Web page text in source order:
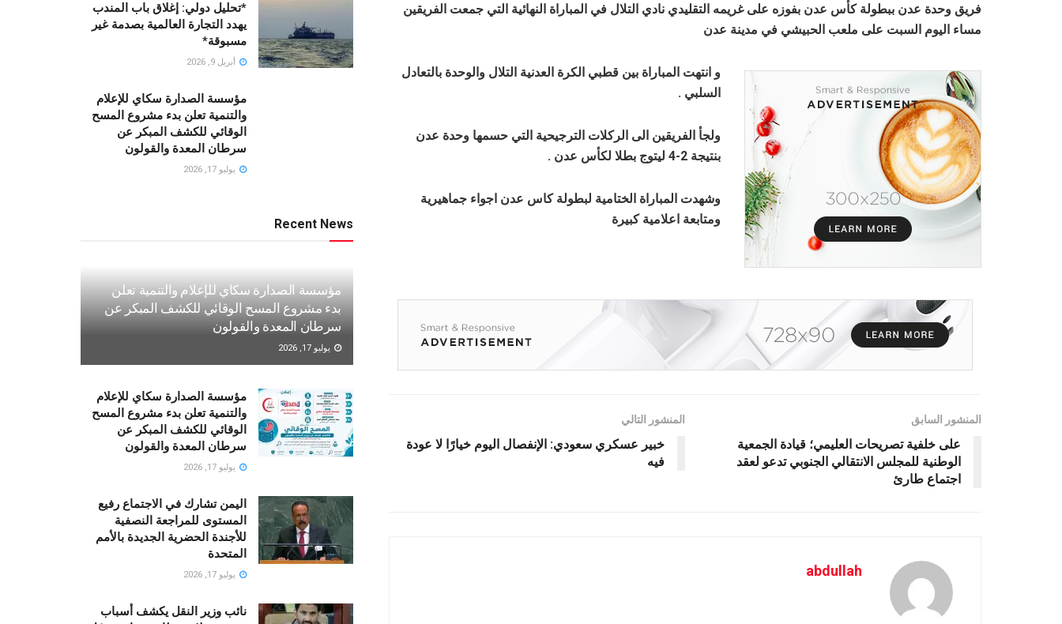
فريق وحدة عدن ببطولة كأس عدن بفوزه على غريمه التقليدي نادي التلال في المباراة النهائية التي جمعت الفريقين
مساء اليوم السبت على ملعب الحبيشي في مدينة عدن
و انتهت المباراة بين قطبي الكرة العدنية التلال والوحدة بالتعادل
السلبي .
ولجأ الفريقين الى الركلات الترجيحية التي حسمها وحدة عدن
بنتيجة 2-4 ليتوج بطلا لكأس عدن .
وشهدت المباراة الختامية لبطولة كاس عدن اجواء جماهيرية
ومتابعة اعلامية كبيرة
المنشور السابق
على خلفية تصريحات العليمي؛ قيادة الجمعية
الوطنية للمجلس الانتقالي الجنوبي تدعو لعقد
اجتماع طارئ
المنشور التالي
خبير عسكري سعودي: الإنفصال اليوم خيارًا لا عودة
فيه
abdullah
*تحليل دولي: إغلاق باب المندب
يهدد التجارة العالمية بصدمة غير
مسبوقة*
أبريل 9, 2026
مؤسسة الصدارة سكاي للإعلام
والتنمية تعلن بدء مشروع المسح
الوقائي للكشف المبكر عن
سرطان المعدة والقولون
يوليو 17, 2026
Recent News
مؤسسة الصدارة سكاي للإعلام والتنمية تعلن
بدء مشروع المسح الوقائي للكشف المبكر عن
سرطان المعدة والقولون
يوليو 17, 2026
مؤسسة الصدارة سكاي للإعلام
والتنمية تعلن بدء مشروع المسح
الوقائي للكشف المبكر عن
سرطان المعدة والقولون
يوليو 17, 2026
اليمن تشارك في الاجتماع رفيع
المستوى للمراجعة النصفية
للأجندة الحضرية الجديدة بالأمم
المتحدة
يوليو 17, 2026
نائب وزير النقل يكشف أسباب